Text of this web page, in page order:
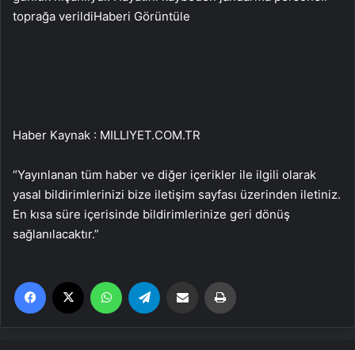
toprağa verildiHaberi Görüntüle
Haber Kaynak : MILLIYET.COM.TR
“Yayınlanan tüm haber ve diğer içerikler ile ilgili olarak
yasal bildirimlerinizi bize iletişim sayfası üzerinden iletiniz.
En kısa süre içerisinde bildirimlerinize geri dönüş
sağlanılacaktır.”
Facebook WhatsApp Email'den paylaş